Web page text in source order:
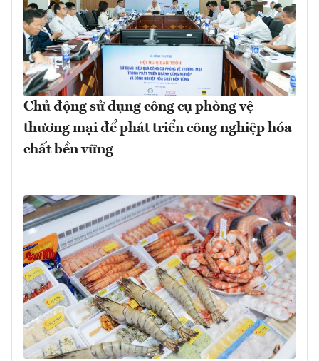
Chủ động sử dụng công cụ phòng vệ
thương mại để phát triển công nghiệp hóa
chất bền vững